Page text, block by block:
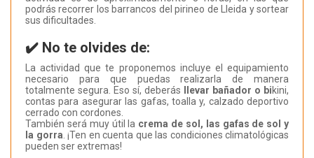
podrás recorrer los barrancos del pirineo de Lleida y sortear
sus dificultades.
✔️ No te olvides de:
La actividad que te proponemos incluye el equipamiento
necesario para que puedas realizarla de manera
totalmente segura. Eso sí, deberás llevar bañador o bikini,
contas para asegurar las gafas, toalla y, calzado deportivo
cerrado con cordones.
También será muy útil la crema de sol, las gafas de sol y
la gorra. ¡Ten en cuenta que las condiciones climatológicas
pueden ser extremas!